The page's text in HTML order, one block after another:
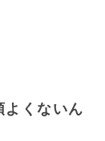
くないん